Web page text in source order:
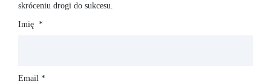
skróceniu drogi do sukcesu.
Imię *
Email *